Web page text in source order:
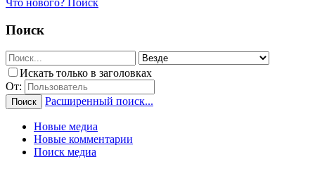
Что нового? Поиск
Поиск
Искать только в заголовках
От:
Поиск Расширенный поиск...
Новые медиа
Новые комментарии
Поиск медиа